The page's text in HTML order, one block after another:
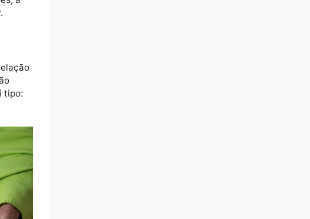
surpresa ousada
a
a mulher.
primeira relação
interação
Eu fiquei tipo: